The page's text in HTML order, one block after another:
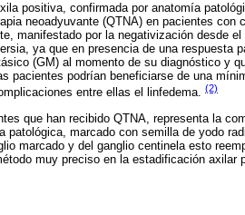
positiva, confirmada por anatomía
neoadyuvante (QTNA) en pacientes con
manifestado por la negativización desde
ya que en presencia de una respuesta
(GM) al momento de su diagnóstico y
pacientes podrían beneficiarse de una
entre ellas el linfedema. (2)
que han recibido QTNA, representa la
patológica, marcado con semilla de yodo
marcado y del ganglio centinela esto
muy preciso en la estadificación